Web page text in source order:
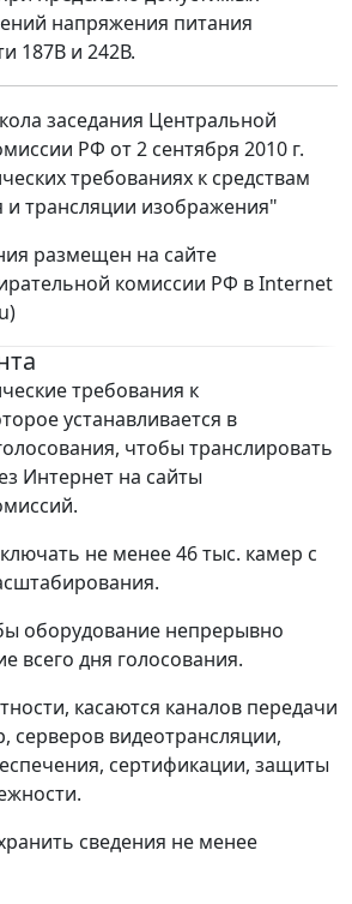
напряжения питания
187В и 242В.
заседания Центральной
РФ от 2 сентября 2010 г.
требованиях к средствам
трансляции изображения"
размещен на сайте
комиссии РФ в Internet
требования к
устанавливается в
чтобы транслировать
Интернет на сайты
не менее 46 тыс. камер с
оборудование непрерывно
всего дня голосования.
касаются каналов передачи
серверов видеотрансляции,
сертификации, защиты
сведения не менее